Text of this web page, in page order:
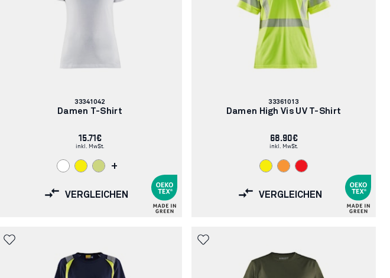
Artikelnummer:
33341042
Damen T-Shirt
15.71€
inkl. MwSt.
+
VERGLEICHEN
Artikelnummer:
33361013
Damen High Vis UV T-Shirt
68.90€
inkl. MwSt.
VERGLEICHEN